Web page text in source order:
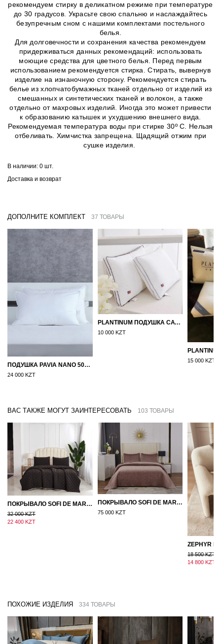
рекомендуем стирку в деликатном режиме при температуре
до 30 градусов. Украсьте свою спальню и наслаждайтесь
безупречным сном с нашими комплектами постельного
белья.
Для долговечности и сохранения качества рекомендуем
придерживаться данных рекомендаций: использовать
моющие средства для цветного белья. Перед первым
использованием рекомендуется стирка. Стирать, вывернув
изделие на изнаночную сторону. Рекомендуется стирать
белье из хлопчатобумажных тканей отдельно от изделий из
смешанных и синтетических тканей и волокон, а также
отдельно от махровых изделий. Иногда это может привести
к образованию катышек и ухудшению внешнего вида.
Рекомендуемая температура воды при стирке 30º C. Нельзя
отбеливать. Химчистка запрещена. Щадящий отжим при
сушке изделия.
В наличии: 0 шт.
Доставка и возврат
ДОПОЛНИТЕ КОМПЛЕКТ 37 ТОВАРЫ
ПОДУШКА PAVIA NANO 50X70
24 000 KZT
PLANTINUM ПОДУШКА САТИН, ШЕЛК 50Х70
10 000 KZT
15 000 KZT
ВАС ТАКЖЕ МОГУТ ЗАИНТЕРЕСОВАТЬ 103 ТОВАРЫ
ПОКРЫВАЛО SOFI DE MARKO 160×220 БРОУДИ ЧЕРНО-БЕЖЕВОЕ
32 000 KZT
22 400 KZT
ПОКРЫВАЛО SOFI DE MARKO ВЕЛЮР 240×260 ФЕРДИНАНД (МОККО)
75 000 KZT
18 500 KZT
14 800 KZT
ПОХОЖИЕ ИЗДЕЛИЯ 334 ТОВАРЫ